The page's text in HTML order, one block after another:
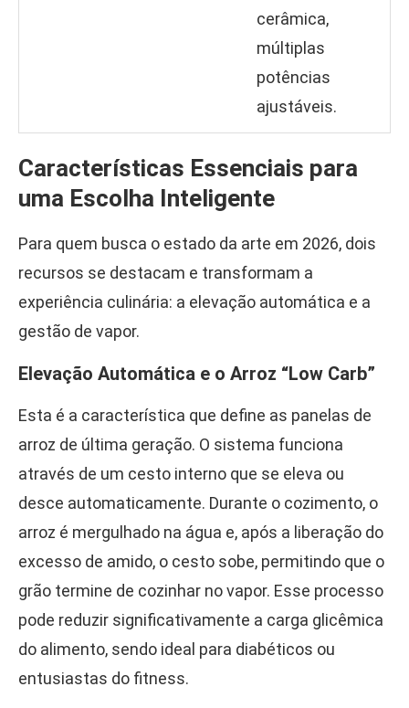
cerâmica,
múltiplas
potências
ajustáveis.
Características Essenciais para
uma Escolha Inteligente
Para quem busca o estado da arte em 2026, dois
recursos se destacam e transformam a
experiência culinária: a elevação automática e a
gestão de vapor.
Elevação Automática e o Arroz “Low Carb”
Esta é a característica que define as panelas de
arroz de última geração. O sistema funciona
através de um cesto interno que se eleva ou
desce automaticamente. Durante o cozimento, o
arroz é mergulhado na água e, após a liberação do
excesso de amido, o cesto sobe, permitindo que o
grão termine de cozinhar no vapor. Esse processo
pode reduzir significativamente a carga glicêmica
do alimento, sendo ideal para diabéticos ou
entusiastas do fitness.